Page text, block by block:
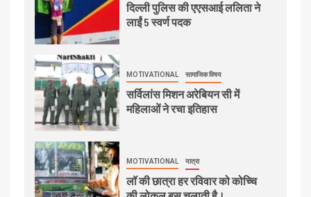
दिल्ली पुलिस की एएसआई ललिता ने
लाईं 5 स्वर्ण पदक
MOTIVATIONAL सामाजिक विषय
सर्विलांस मिशन अरेबियन सी में
महिलाओं ने रचा इतिहास
MOTIVATIONAL यात्रा
लॉ की छात्रा हर रविवार को कोच्चि